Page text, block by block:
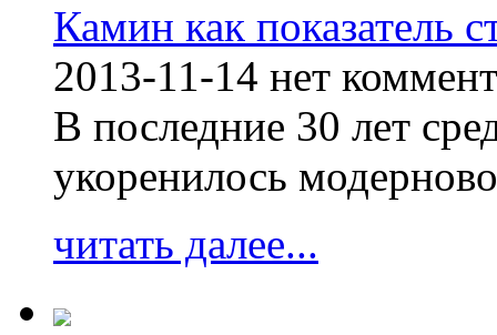
Камин как показатель
2013-11-14 нет
В последние 30 лет
укоренилось
читать далее...